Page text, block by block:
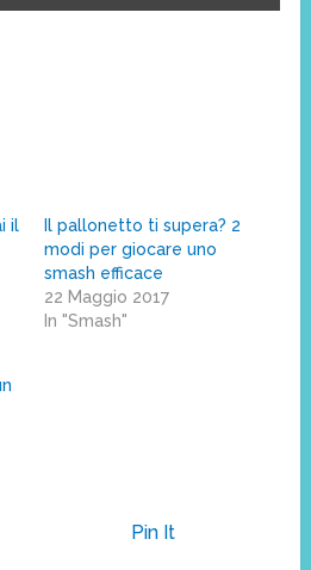
il
Il pallonetto ti supera? 2
modi per giocare uno
smash efficace
22 Maggio 2017
In "Smash"
Pin It